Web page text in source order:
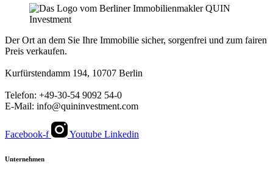
Der Ort an dem Sie Ihre Immobilie sicher, sorgenfrei und zum fairen
Preis verkaufen.
Kurfürstendamm 194, 10707 Berlin
Telefon: +49-30-54 9092 54-0
E-Mail: info@quininvestment.com
Facebook-f Youtube Linkedin
Unternehmen